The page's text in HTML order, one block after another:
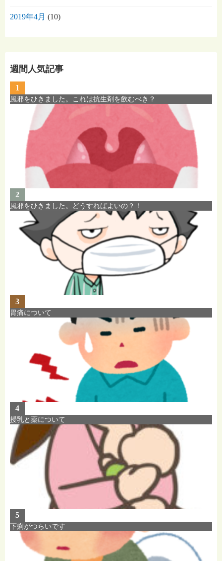
2019年4月 (10)
週間人気記事
1
風邪をひきました。これは抗生剤を飲むべき？
2
風邪をひきました。どうすればよいの？！
3
胃痛について
4
授乳と薬について
5
下痢がつらいです